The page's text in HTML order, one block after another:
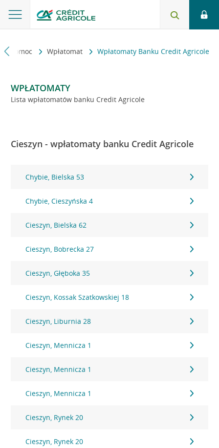
i pomoc Wpłatomat Wpłatomaty Banku Credit Agricole
WPŁATOMATY
Lista wpłatomatów banku Credit Agricole
Cieszyn - wpłatomaty banku Credit Agricole
Chybie, Bielska 53
Chybie, Cieszyńska 4
Cieszyn, Bielska 62
Cieszyn, Bobrecka 27
Cieszyn, Głęboka 35
Cieszyn, Kossak Szatkowskiej 18
Cieszyn, Liburnia 28
Cieszyn, Mennicza 1
Cieszyn, Mennicza 1
Cieszyn, Mennicza 1
Cieszyn, Rynek 20
Cieszyn, Rynek 20